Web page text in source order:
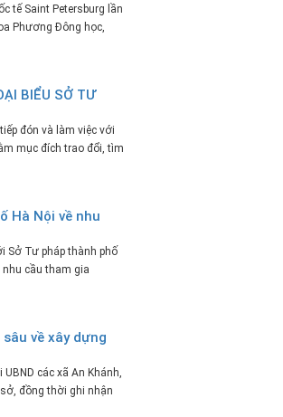
tế Saint Petersburg lần
Phương Đông học,
BIỂU SỞ TƯ
đón và làm việc với
mục đích trao đổi, tìm
Hà Nội về nhu
Sở Tư pháp thành phố
cầu tham gia
về xây dựng
các xã An Khánh,
đồng thời ghi nhận